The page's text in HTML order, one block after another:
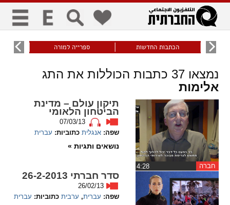
כללי
visibility_off
ביטול הבהובים
keyboard
ניווט מקלדת
title
סימון כותרות
זום
zoom_out
התרחק התקרב
גופנים
הכתבות החדשות ספרייה למורה עוני
נמצאו37 כתבות הכוללות את התג
אלימות
חברה
תיקון עולם – מדינת
הביטחון הלאומי
07/03/13
שפה: אנגלית כתוביות: עברית
נושאים ותגיות »
סדר חברתי 26-2-2013
26/02/13
שפה: עברית, ערבית כתוביות: עברית